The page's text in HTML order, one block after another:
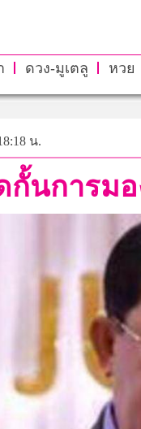
ดวง-มูเตลู หวย
น.
กั้นการม